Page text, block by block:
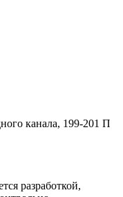
канала, 199-201 П
разработкой,